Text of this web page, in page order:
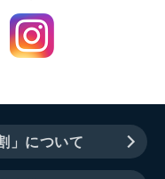
」について